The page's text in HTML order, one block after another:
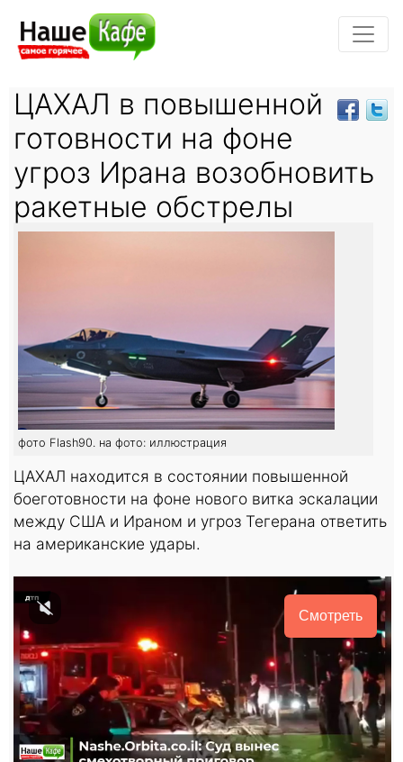
ЦАХАЛ в повышенной
готовности на фоне
угроз Ирана возобновить
ракетные обстрелы
фото Flash90. на фото: иллюстрация
ЦАХАЛ находится в состоянии повышенной
боеготовности на фоне нового витка эскалации
между США и Ираном и угроз Тегерана ответить
на американские удары.
Смотреть